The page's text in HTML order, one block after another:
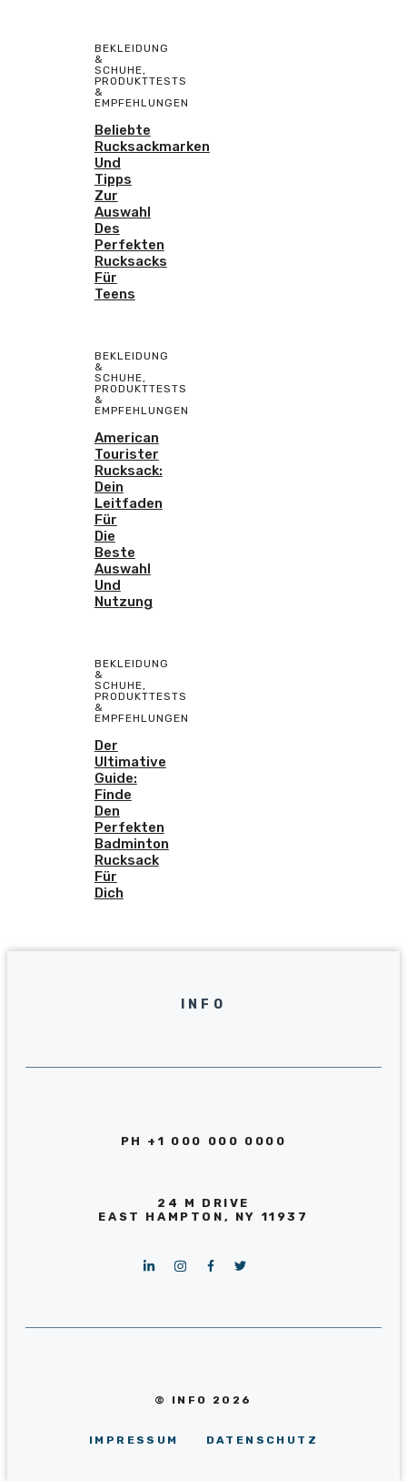
BEKLEIDUNG
&
SCHUHE,
PRODUKTTESTS
&
EMPFEHLUNGEN
Beliebte
Rucksackmarken
Und
Tipps
Zur
Auswahl
Des
Perfekten
Rucksacks
Für
Teens
BEKLEIDUNG
&
SCHUHE,
PRODUKTTESTS
&
EMPFEHLUNGEN
American
Tourister
Rucksack:
Dein
Leitfaden
Für
Die
Beste
Auswahl
Und
Nutzung
BEKLEIDUNG
&
SCHUHE,
PRODUKTTESTS
&
EMPFEHLUNGEN
Der
Ultimative
Guide:
Finde
Den
Perfekten
Badminton
Rucksack
Für
Dich
INFO
PH +1 000 000 0000
24 M DRIVE
EAST HAMPTON, NY 11937
© INFO 2026
IMPRESSUM DATENSCHUTZ